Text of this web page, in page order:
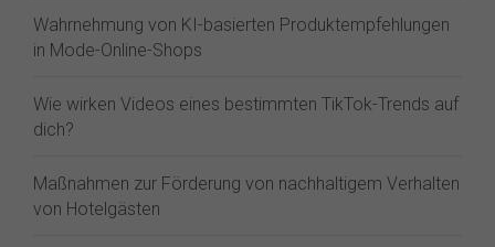
Wahrnehmung von KI-basierten Produktempfehlungen
in Mode-Online-Shops
Wie wirken Videos eines bestimmten TikTok-Trends auf
dich?
Maßnahmen zur Förderung von nachhaltigem Verhalten
von Hotelgästen